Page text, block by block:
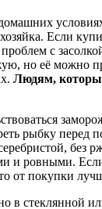
Если
с
но её можно
Людям,
рыбку перед
без
и ровными.
от покупки
в стеклянной